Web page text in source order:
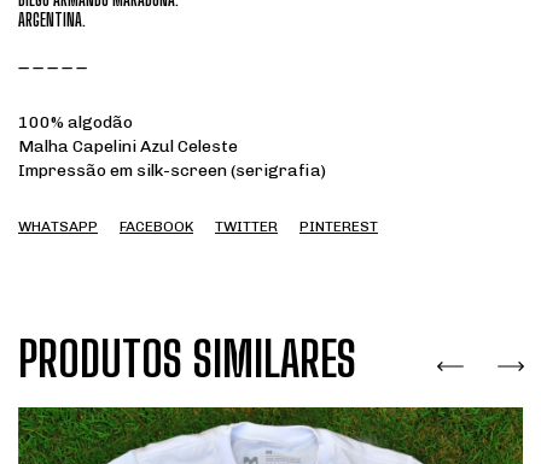
ARGENTINA.
100% algodão
Malha Capelini Azul Celeste
Impressão em silk-screen (serigrafia)
WHATSAPP FACEBOOK TWITTER PINTEREST
PRODUTOS SIMILARES